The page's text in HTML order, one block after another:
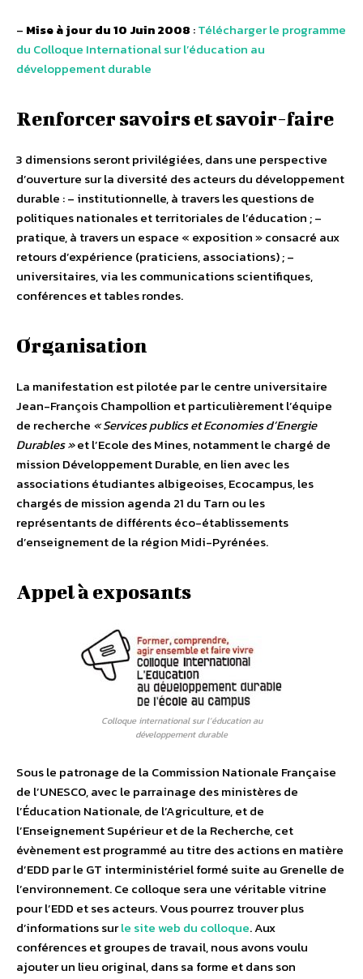
– Mise à jour du 10 Juin 2008 :Télécharger le programme
du Colloque International sur l’éducation au
développement durable
Renforcer savoirs et savoir-faire
3 dimensions seront privilégiées, dans une perspective
d’ouverture sur la diversité des acteurs du développement
durable : – institutionnelle, à travers les questions de
politiques nationales et territoriales de l’éducation ; –
pratique, à travers un espace « exposition » consacré aux
retours d’expérience (praticiens, associations) ; –
universitaires, via les communications scientifiques,
conférences et tables rondes.
Organisation
La manifestation est pilotée par le centre universitaire
Jean-François Champollion et particulièrement l’équipe
de recherche « Services publics et Economies d’Energie
Durables »et l’Ecole des Mines, notamment le chargé de
mission Développement Durable, en lien avec les
associations étudiantes albigeoises, Ecocampus, les
chargés de mission agenda 21 du Tarn ou les
représentants de différents éco-établissements
d’enseignement de la région Midi-Pyrénées.
Appel à exposants
Colloque international sur l’éducation au
développement durable
Sous le patronage de la Commission Nationale Française
de l’UNESCO, avec le parrainage des ministères de
l’Éducation Nationale, de l’Agriculture, et de
l’Enseignement Supérieur et de la Recherche, cet
évènement est programmé au titre des actions en matière
d’EDD par le GT interministériel formé suite au Grenelle de
l’environnement. Ce colloque sera une véritable vitrine
pour l’EDD et ses acteurs. Vous pourrez trouver plus
d’informations surle site web du colloque. Aux
conférences et groupes de travail, nous avons voulu
ajouter un lieu original, dans sa forme et dans son